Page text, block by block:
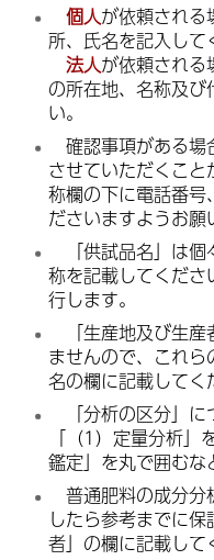
個人が依頼される
所、氏名を記入 して
法人が依頼される
の所在地、名称及
い。
確認事項がある場
させていただくこ
称欄の下に電話番号
ださいますようお願
「供試品名」は個
称を記載してくだ
行します。
「生産地及び生産
ませんので、これ
名の欄に記載してく
「分析の区分」に
「（1）定量分析」
鑑定」を丸で囲むな
普通肥料の成分分
したら参考までに
者」の欄に記載して